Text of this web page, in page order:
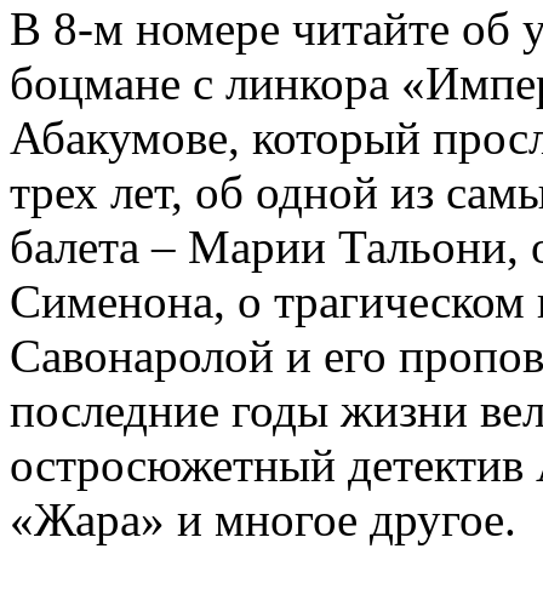
В 8-м номере читайте об
боцмане с линкора
Абакумове, который
трех лет, об одной из
балета – Марии
Сименона, о трагическом
Савонаролой и его
последние годы жизни
остросюжетный детектив
«Жара» и многое другое.